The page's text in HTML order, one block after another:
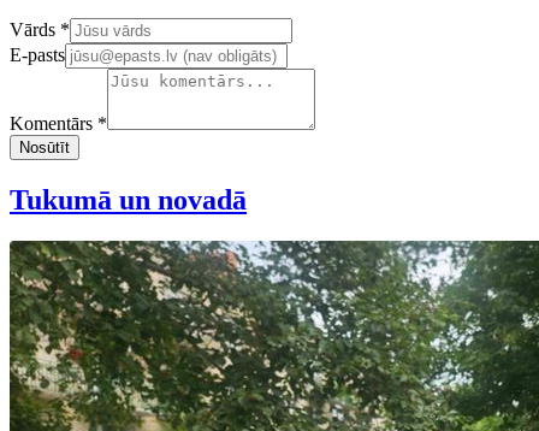
Confirm your email address
Vārds *
E-pasts
Komentārs *
Nosūtīt
Tukumā un novadā